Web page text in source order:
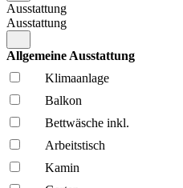
Ausstattung
Ausstattung
Allgemeine Ausstattung
Klima­anlage
Balkon
Bettwäsche inkl.
Arbeitstisch
Kamin